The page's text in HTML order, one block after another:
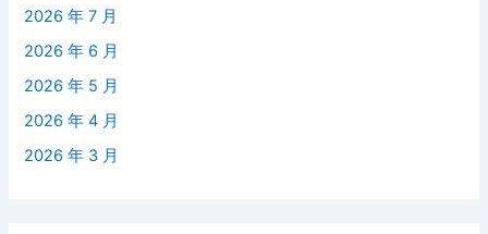
2026 年 7 月
2026 年 6 月
2026 年 5 月
2026 年 4 月
2026 年 3 月